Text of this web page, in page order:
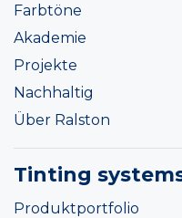
Farbtöne
Akademie
Projekte
Nachhaltig
Über Ralston
Tinting
Produktportfolio